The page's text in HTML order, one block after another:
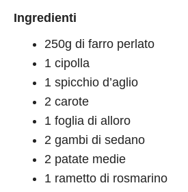
Ingredienti
250g di farro perlato
1 cipolla
1 spicchio d’aglio
2 carote
1 foglia di alloro
2 gambi di sedano
2 patate medie
1 rametto di rosmarino